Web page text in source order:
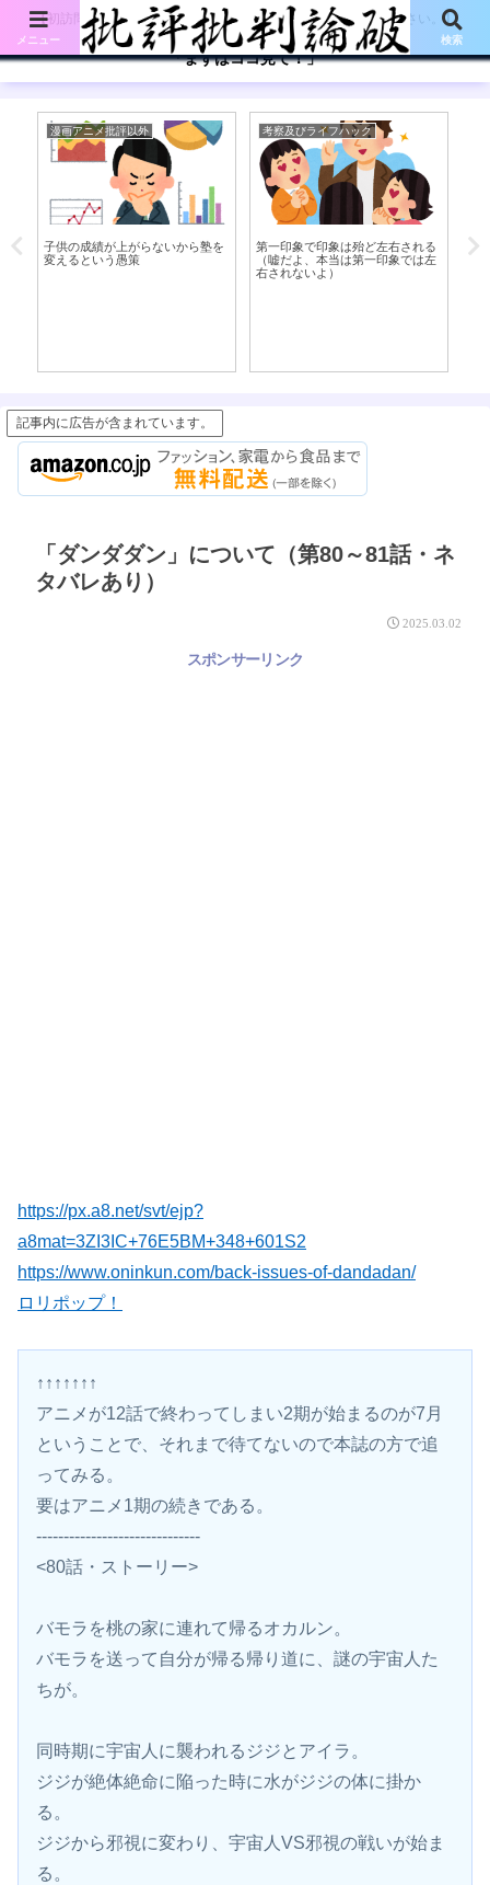
【初訪問の方は、下記の「まずはココ見て!」ボタンをご覧ください。】
「まずはココ見て！」
漫画アニメ批評以外
子供の成績が上がらないから塾を
変えるという愚策
考察及びライフハック
第一印象で印象は殆ど左右される
（嘘だよ、本当は第一印象では左
右されないよ）
【
記事内に広告が含まれています。
「ダンダダン」について（第80～81話・ネ
タバレあり）
2025.03.02
スポンサーリンク
https://px.a8.net/svt/ejp?
a8mat=3ZI3IC+76E5BM+348+601S2
https://www.oninkun.com/back-issues-of-dandadan/
ロリポップ！
↑↑↑↑↑↑↑
アニメが12話で終わってしまい2期が始まるのが7月
ということで、それまで待てないので本誌の方で追
ってみる。
要はアニメ1期の続きである。
------------------------------
<80話・ストーリー>
バモラを桃の家に連れて帰るオカルン。
バモラを送って自分が帰る帰り道に、謎の宇宙人た
ちが。
同時期に宇宙人に襲われるジジとアイラ。
ジジが絶体絶命に陥った時に水がジジの体に掛か
る。
ジジから邪視に変わり、宇宙人VS邪視の戦いが始ま
る。
メニュー 検索